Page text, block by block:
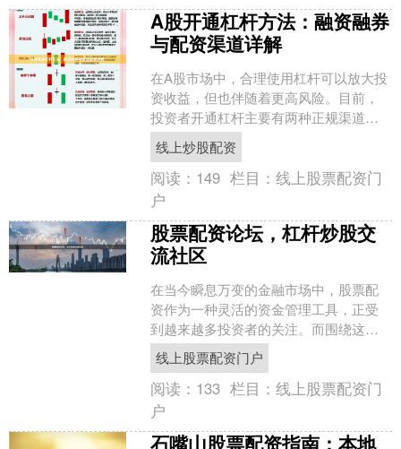
A股开通杠杆方法：融资融券
与配资渠道详解
在A股市场中，合理使用杠杆可以放大投
资收益，但也伴随着更高风险。目前，
投资者开通杠杆主要有两种正规渠道：
融资融券和场外配资。本文将详细介绍
这两种方法的开通条件、....
线上炒股配资
阅读： 149 栏目：线上股票配资门
户
股票配资论坛，杠杆炒股交
流社区
在当今瞬息万变的金融市场中，股票配
资作为一种灵活的资金管理工具，正受
到越来越多投资者的关注。而围绕这一
领域，各类股票配资论坛和杠杆炒股交
流社区应运而生，成为投资....
线上股票配资门户
阅读： 133 栏目：线上股票配资门
户
石嘴山股票配资指南：本地